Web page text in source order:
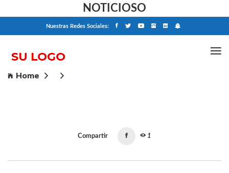
NOTICIOSO
Nuestras Redes Sociales:
Home
Compartir 1